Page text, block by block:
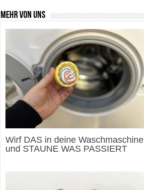
Mehr von uns
Wirf DAS in deine Waschmaschine
und STAUNE WAS PASSIERT